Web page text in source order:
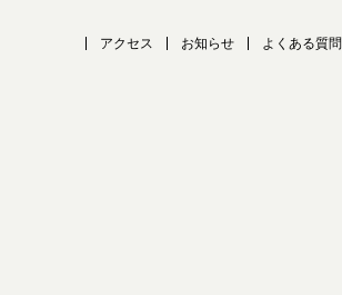
アクセス お知らせ よくある質問